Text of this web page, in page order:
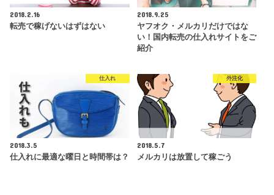
2018.2.16
転売で稼げないはずはない
2018.9.25
ヤフオク・メルカリだけではな
い！国内転売の仕入れサイトをご
紹介
仕入れ
2018.3.5
仕入れに最適な曜日と時間帯は？
外注化
2018.5.7
メルカリは放置して稼ごう